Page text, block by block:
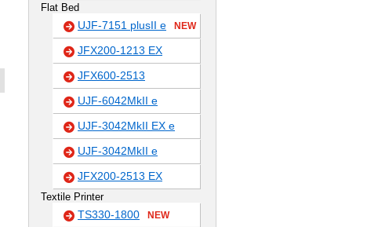
Flat Bed
UJF-7151 plusII e NEW
JFX200-1213 EX
JFX600-2513
UJF-6042MkII e
UJF-3042MkII EX e
UJF-3042MkII e
JFX200-2513 EX
Textile Printer
TS330-1800 NEW